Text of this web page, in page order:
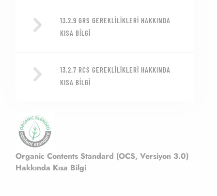
13.2.9 GRS GEREKLILIKLERI HAKKINDA
KISA BILGI
13.2.7 RCS GEREKLILIKLERI HAKKINDA
KISA BILGI
Organic Contents Standard (OCS, Versiyon 3.0)
Hakkında Kısa Bilgi